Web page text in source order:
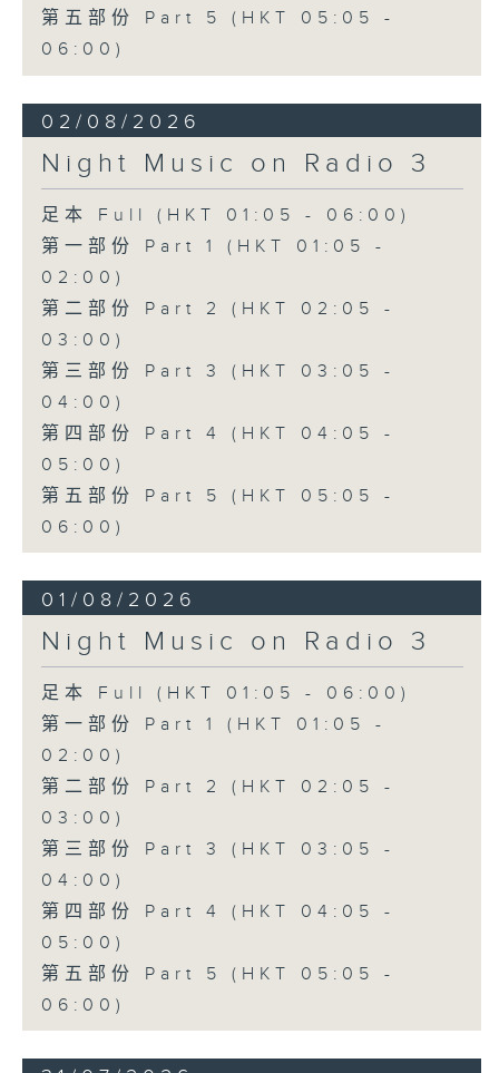
第五部份 Part 5 (HKT 05:05 -
06:00)
02/08/2026
Night Music on Radio 3
足本 Full (HKT 01:05 - 06:00)
第一部份 Part 1 (HKT 01:05 -
02:00)
第二部份 Part 2 (HKT 02:05 -
03:00)
第三部份 Part 3 (HKT 03:05 -
04:00)
第四部份 Part 4 (HKT 04:05 -
05:00)
第五部份 Part 5 (HKT 05:05 -
06:00)
01/08/2026
Night Music on Radio 3
足本 Full (HKT 01:05 - 06:00)
第一部份 Part 1 (HKT 01:05 -
02:00)
第二部份 Part 2 (HKT 02:05 -
03:00)
第三部份 Part 3 (HKT 03:05 -
04:00)
第四部份 Part 4 (HKT 04:05 -
05:00)
第五部份 Part 5 (HKT 05:05 -
06:00)